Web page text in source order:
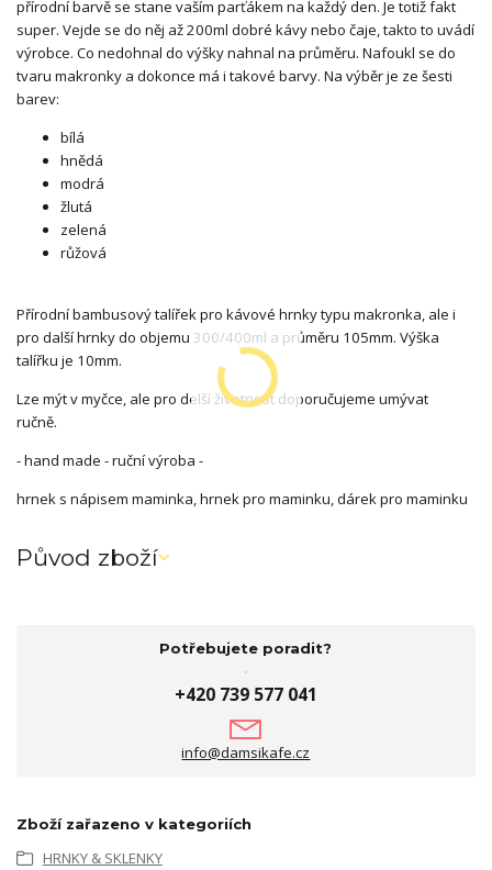
přírodní barvě se stane vaším parťákem na každý den. Je totiž fakt
super. Vejde se do něj až 200ml dobré kávy nebo čaje, takto to uvádí
výrobce. Co nedohnal do výšky nahnal na průměru. Nafoukl se do
tvaru makronky a dokonce má i takové barvy. Na výběr je ze šesti
barev:
bílá
hnědá
modrá
žlutá
zelená
růžová
Přírodní bambusový talířek pro kávové hrnky typu makronka, ale i
pro další hrnky do objemu 300/400ml a průměru 105mm. Výška
talířku je 10mm.
Lze mýt v myčce, ale pro delší životnost doporučujeme umývat
ručně.
- hand made - ruční výroba -
hrnek s nápisem maminka, hrnek pro maminku, dárek pro maminku
Původ zboží
Potřebujete poradit?
+420 739 577 041
info@damsikafe.cz
Zboží zařazeno v kategoriích
HRNKY & SKLENKY